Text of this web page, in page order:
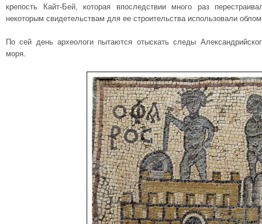
крепость Кайт-Бей, которая впоследствии много раз
некоторым свидетельствам для ее строительства использовали
По сей день археологи пытаются отыскать следы
моря.